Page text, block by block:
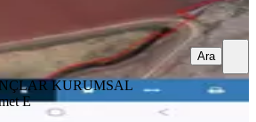
KURUMSAL
E
Ara